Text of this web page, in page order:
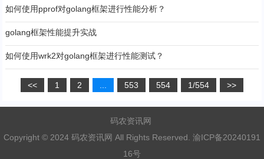
如何使用pprof对golang框架进行性能分析？
golang框架性能提升实战
如何使用wrk2对golang框架进行性能测试？
<< 1 2 553 554 1/554 >>
码农资讯网
Copyright © 2024 码农资讯网 All Rights Reserved. 渝ICP备20240191
16号